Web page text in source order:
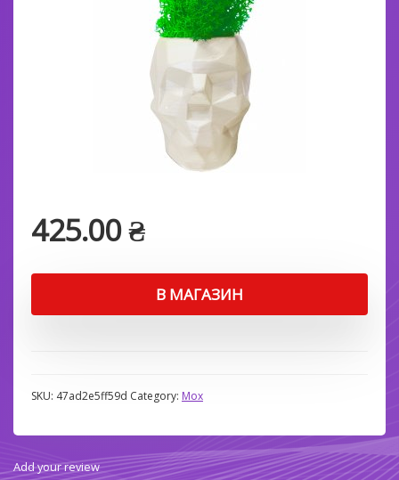
425.00₴
В МАГАЗИН
SKU: 47ad2e5ff59d Category: Мох
Add your review